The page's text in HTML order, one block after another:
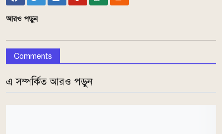
আরও পড়ুন
Comments
এ সম্পর্কিত আরও পড়ুন